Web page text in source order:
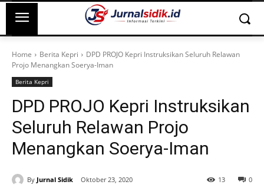
Home Berita Kepri
DPD PROJO Kepri Instruksikan Seluruh Relawan
Projo Menangkan Soerya-Iman
Berita Kepri
DPD PROJO Kepri Instruksikan
Seluruh Relawan Projo
Menangkan Soerya-Iman
By Jurnal Sidik Oktober 23, 2020 0
13